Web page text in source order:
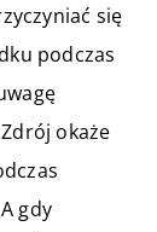
się
podczas
okaże
gdy